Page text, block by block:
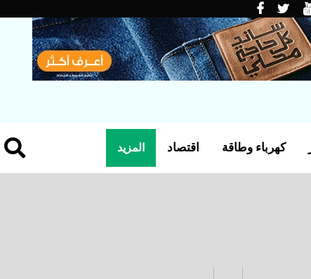
المزيد اقتصاد كهرباء وطاقة